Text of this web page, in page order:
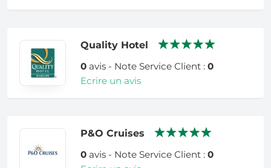
Quality Hotel
0avis - Note Service Client : 0
Ecrire un avis
P&O Cruises
0avis - Note Service Client : 0